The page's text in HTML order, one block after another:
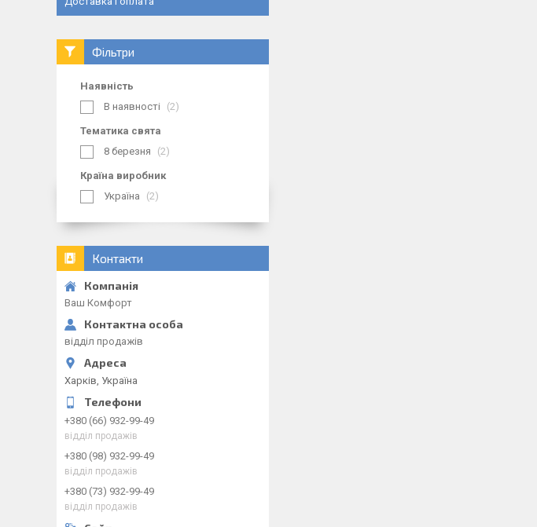
Фільтри
Наявність
В наявності
2
Тематика свята
8 березня
2
Країна виробник
Україна
2
Контакти
Ваш Комфорт
відділ продажів
Харків, Україна
+380 (66) 932-99-49
відділ продажів
+380 (98) 932-99-49
відділ продажів
+380 (73) 932-99-49
відділ продажів